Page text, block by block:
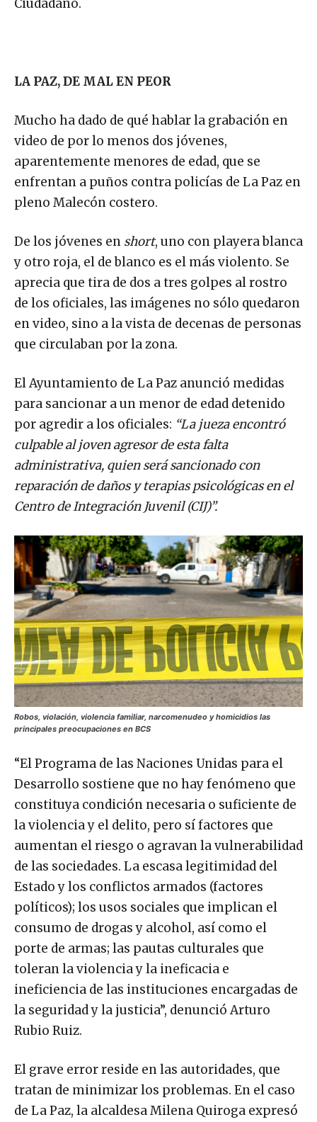
Ciudadano.
LA PAZ, DE MAL EN PEOR
Mucho ha dado de qué hablar la grabación en
video de por lo menos dos jóvenes,
aparentemente menores de edad, que se
enfrentan a puños contra policías de La Paz en
pleno Malecón costero.
De los jóvenes en short, uno con playera blanca
y otro roja, el de blanco es el más violento. Se
aprecia que tira de dos a tres golpes al rostro
de los oficiales, las imágenes no sólo quedaron
en video, sino a la vista de decenas de personas
que circulaban por la zona.
El Ayuntamiento de La Paz anunció medidas
para sancionar a un menor de edad detenido
por agredir a los oficiales: “La jueza encontró
culpable al joven agresor de esta falta
administrativa, quien será sancionado con
reparación de daños y terapias psicológicas en el
Centro de Integración Juvenil (CIJ)”.
Robos, violación, violencia familiar, narcomenudeo y homicidios las
principales preocupaciones en BCS
“El Programa de las Naciones Unidas para el
Desarrollo sostiene que no hay fenómeno que
constituya condición necesaria o suficiente de
la violencia y el delito, pero sí factores que
aumentan el riesgo o agravan la vulnerabilidad
de las sociedades. La escasa legitimidad del
Estado y los conflictos armados (factores
políticos); los usos sociales que implican el
consumo de drogas y alcohol, así como el
porte de armas; las pautas culturales que
toleran la violencia y la ineficacia e
ineficiencia de las instituciones encargadas de
la seguridad y la justicia”, denunció Arturo
Rubio Ruiz.
El grave error reside en las autoridades, que
tratan de minimizar los problemas. En el caso
de La Paz, la alcaldesa Milena Quiroga expresó